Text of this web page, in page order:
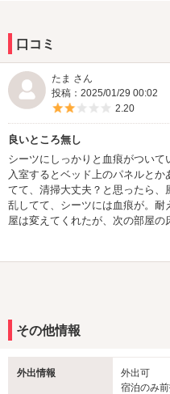
口コミ
たま さん
投稿：2025/01/29 00:02
5つ星のうち2
2.20
良いところ無し
シーツにしっかりと血痕がついて
入室するとベッド上のパネルと
てて、清掃大丈夫？と思ったら
乱してて、シーツには血痕が。
屋は変えてくれたが、次の部屋
その他情報
外出情報
外出可
宿泊のみ